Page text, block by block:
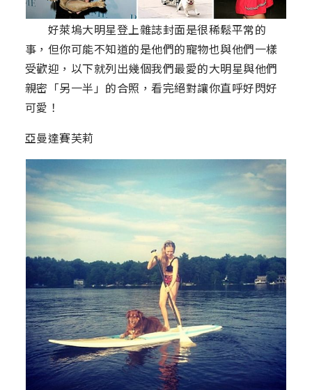
好萊塢大明星登上雜誌封面是很稀鬆平常的
事，但你可能不知道的是他們的寵物也與他們一樣
受歡迎，以下就列出幾個我們最愛的大明星與他們
親密「另一半」的合照，看完絕對讓你直呼好閃好
可愛！
亞曼達賽芙莉